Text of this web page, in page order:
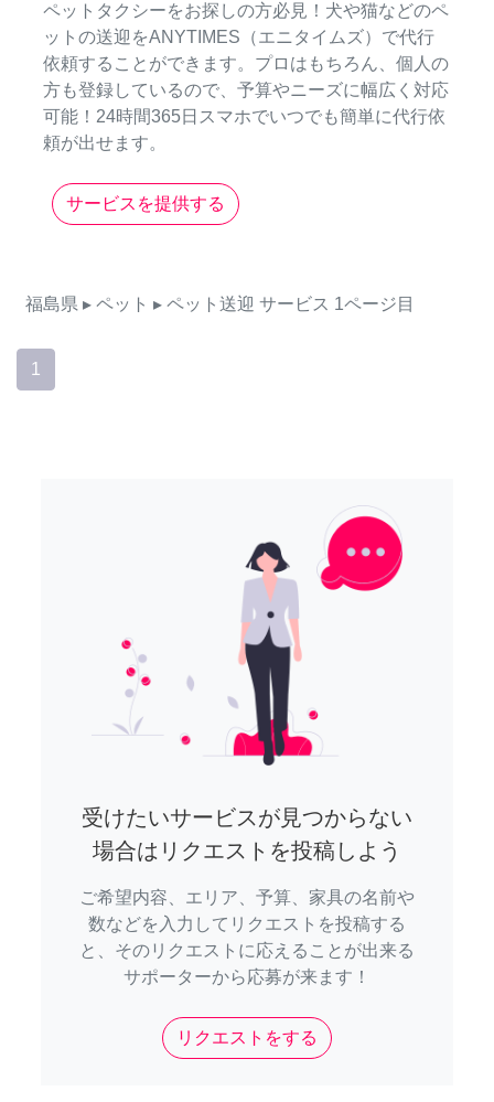
ペットタクシーをお探しの方必見！犬や猫などのペ
ットの送迎をANYTIMES（エニタイムズ）で代行
依頼することができます。プロはもちろん、個人の
方も登録しているので、予算やニーズに幅広く対応
可能！24時間365日スマホでいつでも簡単に代行依
頼が出せます。
サービスを提供する
福島県 ▸ ペット ▸ ペット送迎 サービス 1ページ目
1
受けたいサービスが見つからない
場合はリクエストを投稿しよう
ご希望内容、エリア、予算、家具の名前や
数などを入力してリクエストを投稿する
と、そのリクエストに応えることが出来る
サポーターから応募が来ます！
リクエストをする